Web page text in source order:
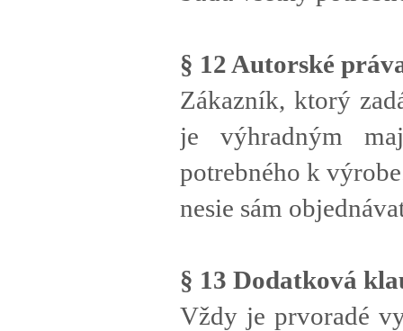
§ 12 Autorské
Zákazník, ktorý
je výhradným
potrebného k
nesie sám
§ 13 Dodatková
Vždy je prvoradé